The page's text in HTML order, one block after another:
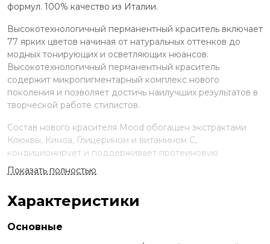
формул. 100% качество из Италии.
Высокотехнологичный перманентный краситель включает
77 ярких цветов начиная от натуральных оттенков до
модных тонирующих и осветляющих нюансов.
Высокотехнологичный перманентный краситель
содержит микропигментарный комплекс нового
поколения и позволяет достичь наилучших результатов в
творческой работе стилистов.
Состав нового красителя Mood обогащен экстрактами
Клюквы, Киноа, Глицерином и витамином С,
кондиционирует и поддерживает протеиновую
структуру волос, сохраняя естественный гидробаланс,
наполняя твои волосы энергией. Мощные клюквенные
современного молодежномыслящего человека по
Показать полностью
Характеристики
Основные